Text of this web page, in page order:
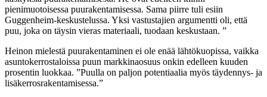
pienimuotoisessa puurakentamisessa. Sama piirre tuli esiin
Guggenheim-keskustelussa. Yksi vastustajien argumentti oli, että
puu, joka on täysin vieras materiaali, tuodaan keskustaan. ”
Heinon mielestä puurakentaminen ei ole enää lähtökuopissa, vaikka
asuntokerrostaloissa puun markkinaosuus onkin edelleen kuuden
prosentin luokkaa. ”Puulla on paljon potentiaalia myös täydennys- ja
lisäkerrosrakentamisessa.”